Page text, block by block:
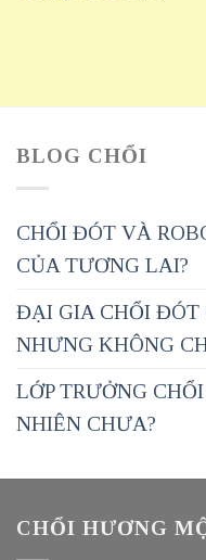
BLOG CHỔI
CHỔI ĐÓT VÀ
CỦA TƯƠNG LAI?
ĐẠI GIA CHỔI ĐÓT
NHƯNG KHÔNG
LỚP TRƯỞNG
NHIÊN CHƯA?
CHỔI HƯƠNG